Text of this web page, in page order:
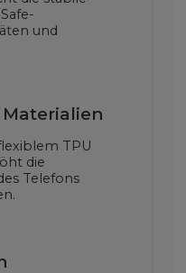
und
TPU
die
Telefons